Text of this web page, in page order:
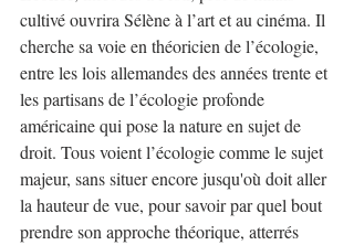
cultivé ouvrira Sélène à l’art et au cinéma. Il
cherche sa voie en théoricien de l’écologie,
entre les lois allemandes des années trente et
les partisans de l’écologie profonde
américaine qui pose la nature en sujet de
droit. Tous voient l’écologie comme le sujet
majeur, sans situer encore jusqu'où doit aller
la hauteur de vue, pour savoir par quel bout
prendre son approche théorique, atterrés